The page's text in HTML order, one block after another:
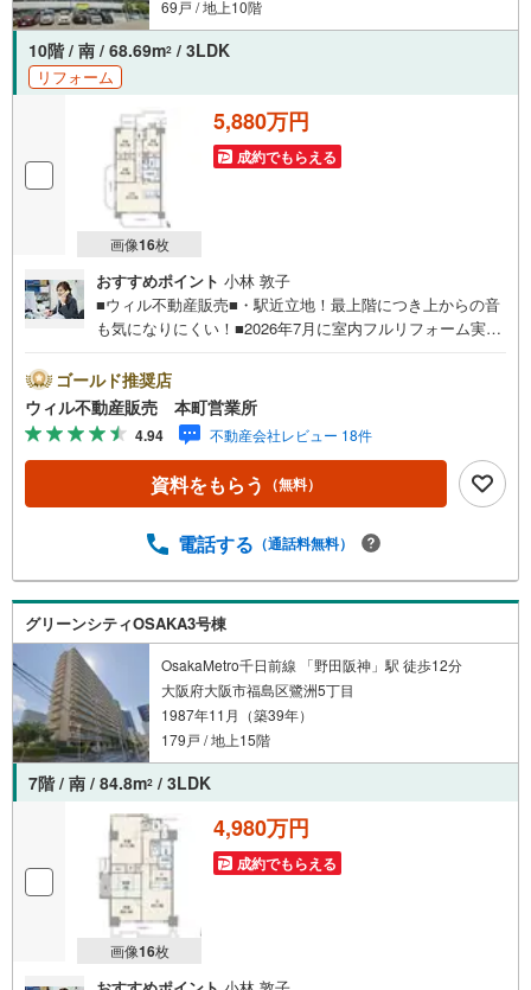
69戸 / 地上10階
10階 / 南 / 68.69m2 / 3LDK
リフォーム
画像16枚
5,880万円
成約でもらえる
おすすめポイント 小林 敦子
■ウィル不動産販売■・駅近立地！最上階につき上からの音
も気になりにくい！■2026年7月に室内フルリフォーム実
洗機付き）・浴室新調・洗面化粧台新調・トイレ新調・ク
ロス張替え・フローリング張替え・建具新調など。■複数沿
線利用可で通勤・通学もスムーズ！■スーパー・学校が近く
暮らしやすい環境！■ペットと一緒に暮らせるマンション
（細則あり）！■駅近・最上階・角住戸の好条件物件！■3L
DK！■10階住戸！エレベータ付きで高層階でも安心！■南
が面す！■現在は空き部屋のため気軽に室内見学可能です！
パーキングまでご案内致しますので、担当者にお声がけく
ださい。■キッズスペースもございますので、小さなお子様
がいらっしゃるご家庭もお気軽にご来場ください！【営業
日】定休日はございません。火曜日・水曜日も営業してお
ります。
ゴールド推奨店
ウィル不動産販売 本町営業所
4.94 不動産会社レビュー 18件
資料をもらう （無料）
電話する （通話料無料）
グリーンシティOSAKA3号棟
OsakaMetro千日前線 「野田阪神」駅 徒歩12分
大阪府大阪市福島区鷺洲5丁目
1987年11月（築39年）
179戸 / 地上15階
7階 / 南 / 84.8m2 / 3LDK
画像16枚
4,980万円
成約でもらえる